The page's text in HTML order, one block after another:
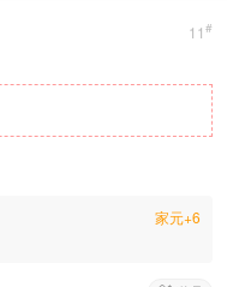
11 #
家元+6